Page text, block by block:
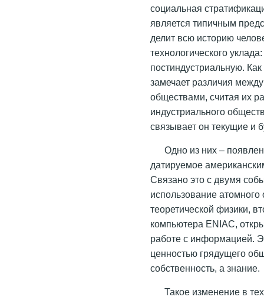
социальная
является типичным
делит всю историю
технологического
постиндустриальную.
замечает различия
обществами, считая их
индустриального
связывает он текущие и
Одно из них –
датируемое
Связано это с двумя
использование
теоретической физики,
компьютера ENIAC,
работе с информацией.
ценностью грядущего
собственность, а знание.
Такое изменение в